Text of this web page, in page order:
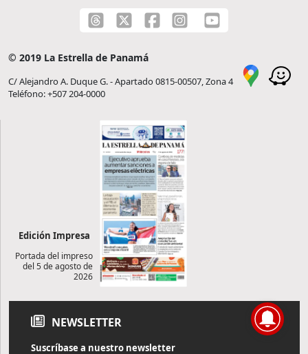
© 2019 La Estrella de Panamá
C/ Alejandro A. Duque G. - Apartado 0815-00507, Zona 4
Teléfono: +507 204-0000
Edición Impresa
Portada del impreso
del 5 de agosto de
2026
NEWSLETTER
Suscríbase a nuestro newsletter